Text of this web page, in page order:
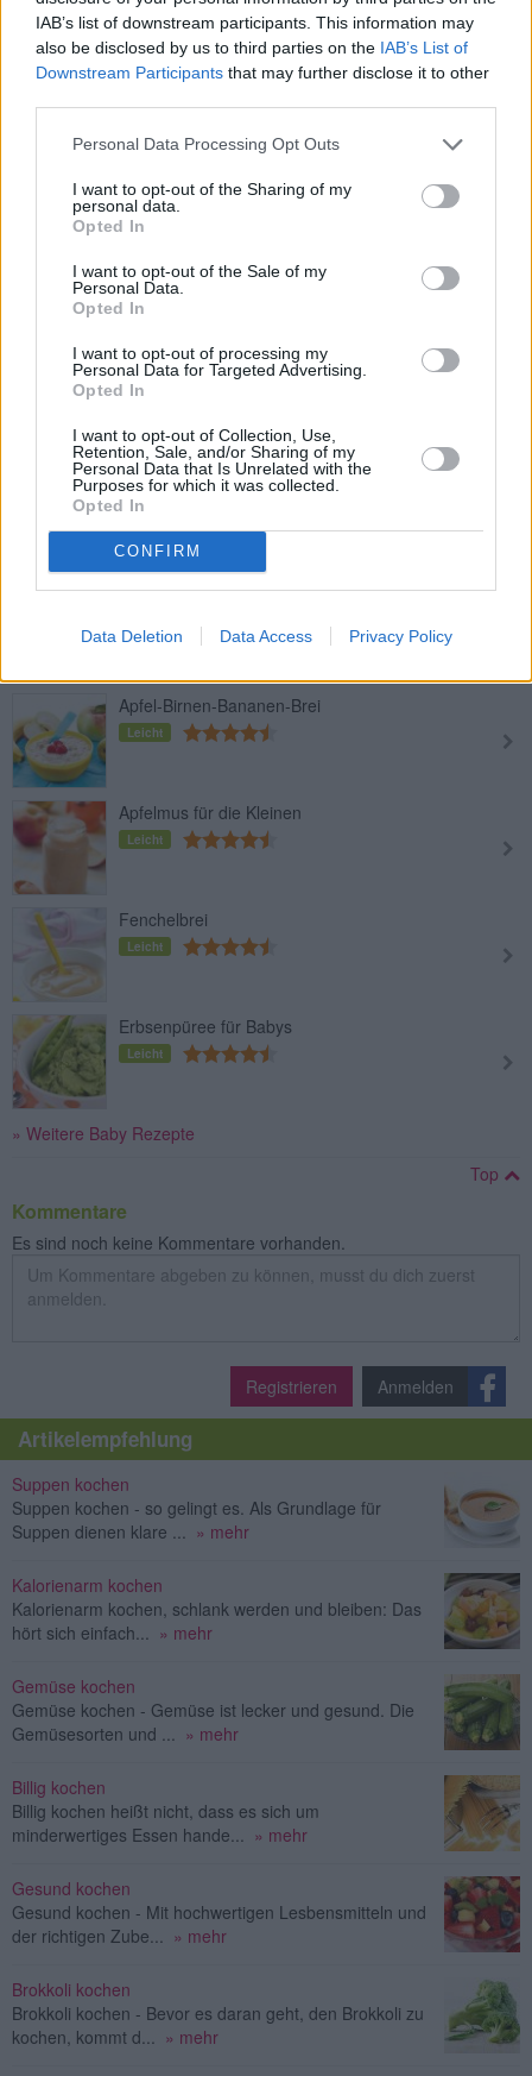
IAB’s list of downstream participants. This information may
also be disclosed by us to third parties on the IAB’s List of
Downstream Participants that may further disclose it to other
Personal Data Processing Opt Outs
I want to opt-out of the Sharing of my
personal data.
Opted In
I want to opt-out of the Sale of my
Personal Data.
Opted In
I want to opt-out of processing my
Personal Data for Targeted Advertising.
Opted In
I want to opt-out of Collection, Use,
Retention, Sale, and/or Sharing of my
Personal Data that Is Unrelated with the
Purposes for which it was collected.
Opted In
CONFIRM
Data Deletion Data Access Privacy Policy
Leicht
Dinkelbrei für Babys
Leicht
Brokkoli-Erdäpfel-Brei
Leicht
Apfel-Bananen-Mus
Kürbiscremesuppe für Kleinkinder
Apfel-Trauben-Hirse-Brei
Apfel-Birnen-Bananen-Brei
Leicht
Apfelmus für die Kleinen
Leicht
Fenchelbrei
Leicht
Erbsenpüree für Babys
Leicht
» Weitere Baby Rezepte
Top
Kommentare
Es sind noch keine Kommentare vorhanden.
Registrieren Anmelden
Artikelempfehlung
Suppen kochen
Suppen kochen - so gelingt es. Als Grundlage für
Suppen dienen klare ...
» mehr
Kalorienarm kochen
Kalorienarm kochen, schlank werden und bleiben: Das
hört sich einfach...
» mehr
Gemüse kochen
Gemüse kochen - Gemüse ist lecker und gesund. Die
Gemüsesorten und ...
» mehr
Billig kochen
Billig kochen heißt nicht, dass es sich um
minderwertiges Essen hande...
» mehr
Gesund kochen
Gesund kochen - Mit hochwertigen Lesbensmitteln und
der richtigen Zube...
» mehr
Brokkoli kochen
Brokkoli kochen - Bevor es daran geht, den Brokkoli zu
kochen, kommt d...
» mehr